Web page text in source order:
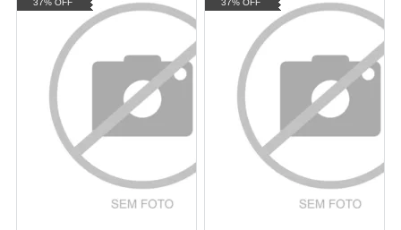
Atacado: R$ 2.550,90 (Apenas
Revendedor)
10 x
Cat:
COMPRAR
Atacado: R$ 2.550,90 (Apenas
Revendedor)
10
Cat:
COMPRAR
37% OFF 37% OFF